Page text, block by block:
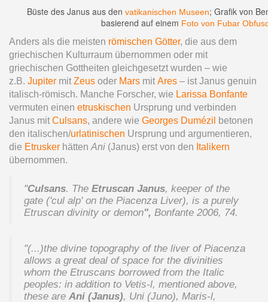
Büste des Janus aus den vatikanischen Museen; Grafik von
basierend auf einem Foto von Fubar
Anders als die meisten römischen Götter, die aus dem
griechischen Kulturraum übernommen oder mit
griechischen Gottheiten gleichgesetzt wurden – wie
z.B. Jupiter mit Zeus oder Mars mit Ares – ist Janus genuin
italisch-römisch. Manche Forscher, wie Larissa Bonfante
vermuten einen etruskischen Ursprung und verbinden
Janus mit Culsans, andere wie Georges Dumézil
betonen
den italischen/urlatinischen Ursprung und argumentieren,
die Etrusker hätten Ani (Janus) erst von den Italikern
übernommen.
"Culsans. The Etruscan Janus, keeper of the
gate ('cul alp' on the Piacenza Liver), is a purely
Etruscan divinity or demon", Bonfante 2006, 74.
"(...)the divine topography of the liver of Piacenza
allows a great deal of space for the divinities
whom the Etruscans borrowed from the Italic
peoples: in addition to Vetis-l, mentioned above,
these are Ani (Janus), Uni (Juno), Maris-l,